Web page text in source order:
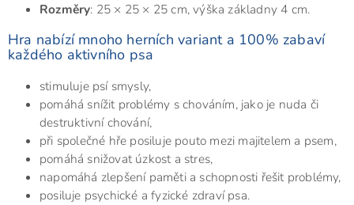
Rozměry: 25 × 25 × 25 cm, výška základny 4 cm.
Hra nabízí mnoho herních variant a 100% zabaví
každého aktivního psa
stimuluje psí smysly,
pomáhá snížit problémy s chováním, jako je nuda či
destruktivní chování,
při společné hře posiluje pouto mezi majitelem a psem,
pomáhá snižovat úzkost a stres,
napomáhá zlepšení paměti a schopnosti řešit problémy,
posiluje psychické a fyzické zdraví psa.